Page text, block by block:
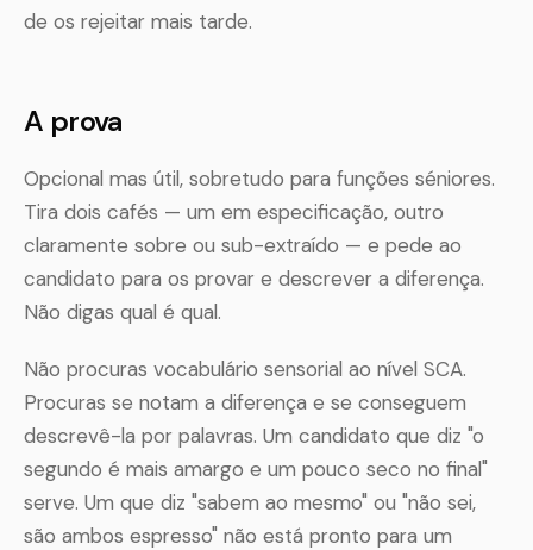
de os rejeitar mais tarde.
A prova
Opcional mas útil, sobretudo para funções séniores.
Tira dois cafés — um em especificação, outro
claramente sobre ou sub-extraído — e pede ao
candidato para os provar e descrever a diferença.
Não digas qual é qual.
Não procuras vocabulário sensorial ao nível SCA.
Procuras se notam a diferença e se conseguem
descrevê-la por palavras. Um candidato que diz "o
segundo é mais amargo e um pouco seco no final"
serve. Um que diz "sabem ao mesmo" ou "não sei,
são ambos espresso" não está pronto para um